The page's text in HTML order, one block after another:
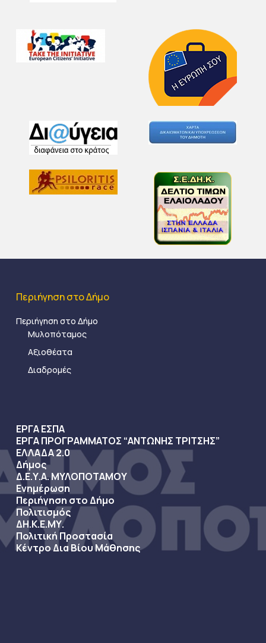
Περιήγηση στο Δήμο
Περιήγηση στο Δήμο
Μυλοπόταμος
Αξιοθέατα
Διαδρομές
ΕΡΓΑ ΕΣΠΑ
ΕΡΓΑ ΠΡΟΓΡΑΜΜΑΤΟΣ “ΑΝΤΩΝΗΣ ΤΡΙΤΣΗΣ”
ΕΛΛΑΔΑ 2.0
Δήμος
Δ.Ε.Υ.Α. ΜΥΛΟΠΟΤΑΜΟΥ
Ενημέρωση
Περιήγηση στο Δήμο
Πολιτισμός
ΔΗ.Κ.Ε.ΜΥ.
Πολιτική Προστασία
Κέντρο Δια Βίου Μάθησης